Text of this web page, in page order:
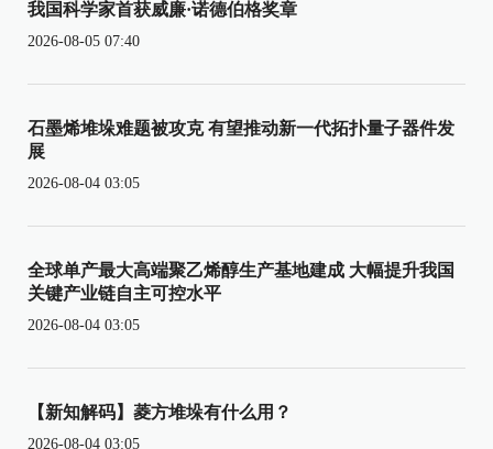
我国科学家首获威廉·诺德伯格奖章
2026-08-05 07:40
石墨烯堆垛难题被攻克 有望推动新一代拓扑量子器件发
展
2026-08-04 03:05
全球单产最大高端聚乙烯醇生产基地建成 大幅提升我国
关键产业链自主可控水平
2026-08-04 03:05
【新知解码】菱方堆垛有什么用？
2026-08-04 03:05